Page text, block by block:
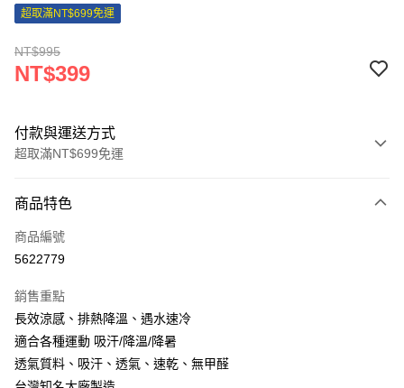
超取滿NT$699免運
NT$995
NT$399
付款與運送方式
超取滿NT$699免運
信用卡一次付款
信用卡分期付款
合作金庫商業銀行
華南商業銀行
上海商業儲蓄銀行
國泰世華商業銀行
兆豐國際商業銀行
臺灣中小企業銀行
超商取貨付款
LINE Pay
Apple Pay
商品特色
商品編號
5622779
銷售重點
長效涼感、排熱降溫、遇水速冷
適合各種運動 吸汗/降溫/降暑
透氣質料、吸汗、透氣、速乾、無甲醛